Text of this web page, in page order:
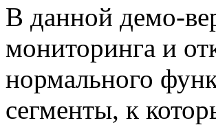
В данной демо-
мониторинга и
нормального
сегменты, к